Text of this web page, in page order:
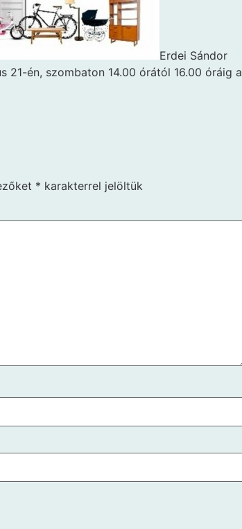
Erdei Sándor
én, szombaton 14.00 órától 16.00 óráig a
* karakterrel jelöltük